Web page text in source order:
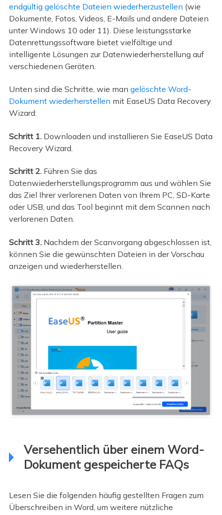
endgültig gelöschte Dateien wiederherzustellen (wie
Dokumente, Fotos, Videos, E-Mails und andere Dateien
unter Windows 10 oder 11). Diese leistungsstarke
Datenrettungssoftware bietet vielfältige und
intelligente Lösungen zur Datenwiederherstellung auf
verschiedenen Geräten.
Unten sind die Schritte, wie man gelöschte Word-
Dokument wiederherstellen mit EaseUS Data Recovery
Wizard:
Schritt 1.Downloaden und installieren Sie EaseUS Data
Recovery Wizard.
Schritt 2. Führen Sie das
Datenwiederherstellungsprogramm aus und wählen Sie
das Ziel Ihrer verlorenen Daten von Ihrem PC, SD-Karte
oder USB, und das Tool beginnt mit dem Scannen nach
verlorenen Daten.
Schritt 3.Nachdem der Scanvorgang abgeschlossen ist,
können Sie die gewünschten Dateien in der Vorschau
anzeigen und wiederherstellen.
Versehentlich über einem Word-
Dokument gespeicherte FAQs
Lesen Sie die folgenden häufig gestellten Fragen zum
Überschreiben in Word, um weitere nützliche